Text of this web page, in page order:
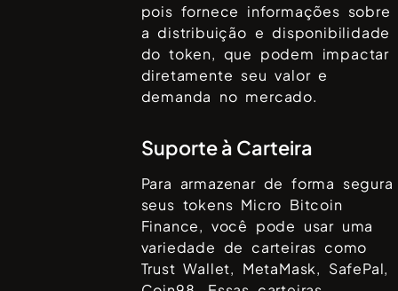
pois fornece informações sobre
a distribuição e disponibilidade
do token, que podem impactar
diretamente seu valor e
demanda no mercado.
Suporte à Carteira
Para armazenar de forma segura
seus tokens Micro Bitcoin
Finance, você pode usar uma
variedade de carteiras como
Trust Wallet, MetaMask, SafePal,